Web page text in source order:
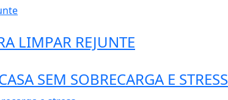
LIMPAR REJUNTE
SEM SOBRECARGA E STRESS